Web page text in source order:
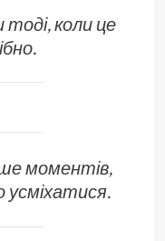
коли це
моментів,
усміхатися.